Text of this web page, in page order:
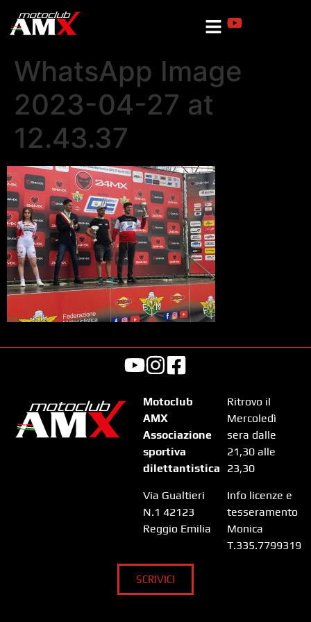
WhatsApp Image
2023-04-27 at
12.43.37
Motoclub
AMX
Associazione
sportiva
dilettantistica
Via Gualtieri
N.1 42123
Reggio Emilia
Ritrovo il
Mercoledì
sera dalle
21,30 alle
23,30
Info licenze e
tesseramento
Monica
T.335.7799319
SCRIVICI